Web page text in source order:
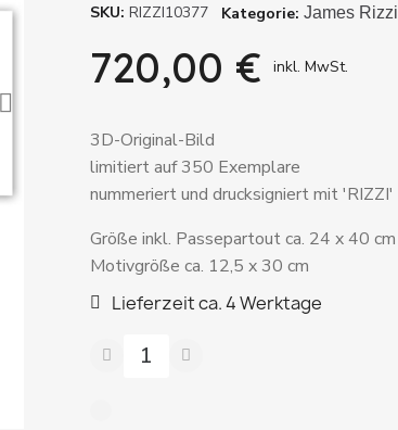
SKU RIZZI10377 Kategorie James Rizzi
720,00 € inkl. MwSt.
3D-Original-Bild
limitiert auf 350 Exemplare
nummeriert und drucksigniert mit 'RIZZI'
Größe inkl. Passepartout ca. 24 x 40 cm
Motivgröße ca. 12,5 x 30 cm
Lieferzeit ca. 4 Werktage